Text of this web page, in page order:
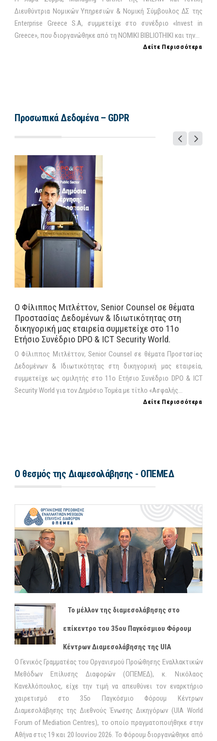
Διευθύντρια Νομικών Υπηρεσιών & Νομική Σύμβουλος ΔΣ της
Enterprise Greece S.A, συμμετείχε στο συνέδριο «Invest in
Greece», που διοργανώθηκε από τη NOMIKI BIBLIOTHIKI και την...
Δείτε Περισσότερα
Προσωπικά Δεδομένα – GDPR
Ο Φίλιππος Μιτλέττον, Senior Counsel σε θέματα
Προστασίας Δεδομένων & Ιδιωτικότητας στη
δικηγορική μας εταιρεία συμμετείχε στο 11ο
Ετήσιο Συνέδριο DPO & ICT Security World.
Ο Φίλιππος Μιτλέττον, Senior Counsel σε θέματα Προστασίας
Δεδομένων & Ιδιωτικότητας στη δικηγορική μας εταιρεία,
συμμετείχε ως ομιλητής στο 11ο Ετήσιο Συνέδριο DPO & ICT
Security World για τον Δημόσιο Τομέα με τίτλο «Ασφαλής...
Δείτε Περισσότερα
Ο θεσμός της Διαμεσολάβησης - ΟΠΕΜΕΔ
Το μέλλον της διαμεσολάβησης στο
επίκεντρο του 35ου Παγκόσμιου Φόρουμ
Κέντρων Διαμεσολάβησης της UIA
Ο Γενικός Γραμματέας του Οργανισμού Προώθησης Εναλλακτικών
Μεθόδων Επίλυσης Διαφορών (ΟΠΕΜΕΔ), κ. Νικόλαος
Κανελλόπουλος, είχε την τιμή να απευθύνει τον εναρκτήριο
χαιρετισμό στο 35ο Παγκόσμιο Φόρουμ Κέντρων
Διαμεσολάβησης της Διεθνούς Ένωσης Δικηγόρων (UIA World
Forum of Mediation Centres), το οποίο πραγματοποιήθηκε στην
Αθήνα στις 19 και 20 Ιουνίου 2026. Το Φόρουμ διοργανώθηκε από